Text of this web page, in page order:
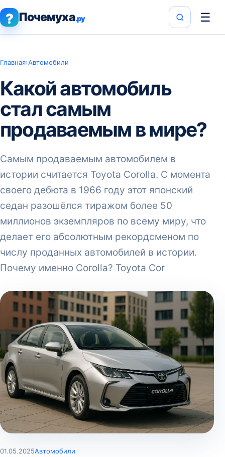
? Почемуха.ру ☰
Главная›Автомобили
Какой автомобиль
стал самым
продаваемым в мире?
Самым продаваемым автомобилем в
истории считается Toyota Corolla. С момента
своего дебюта в 1966 году этот японский
седан разошёлся тиражом более 50
миллионов экземпляров по всему миру, что
делает его абсолютным рекордсменом по
числу проданных автомобилей в истории.
Почему именно Corolla? Toyota Cor
01.05.2025Автомобили